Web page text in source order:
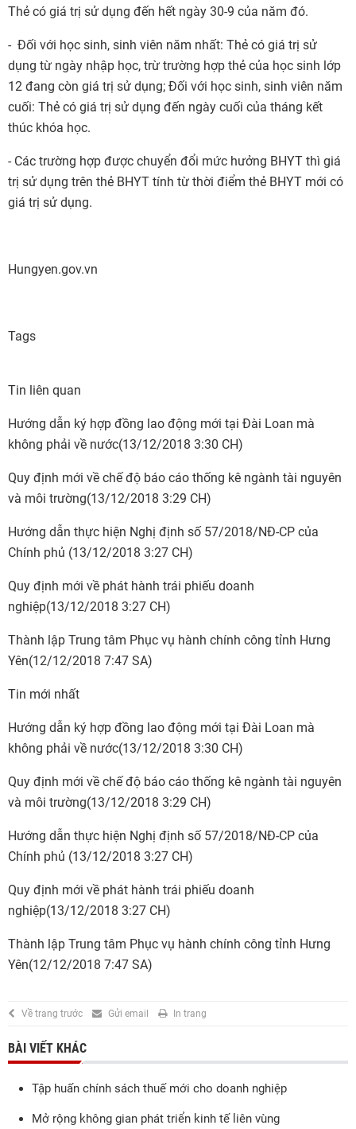
Thẻ có giá trị sử dụng đến hết ngày 30-9 của năm đó.
- Đối với học sinh, sinh viên năm nhất: Thẻ có giá trị sử
dụng từ ngày nhập học, trừ trường hợp thẻ của học sinh lớp
12 đang còn giá trị sử dụng; Đối với học sinh, sinh viên năm
cuối: Thẻ có giá trị sử dụng đến ngày cuối của tháng kết
thúc khóa học.
- Các trường hợp được chuyển đổi mức hưởng BHYT thì giá
trị sử dụng trên thẻ BHYT tính từ thời điểm thẻ BHYT mới có
giá trị sử dụng.
Hungyen.gov.vn
Tags
Tin liên quan
Hướng dẫn ký hợp đồng lao động mới tại Đài Loan mà
không phải về nước(13/12/2018 3:30 CH)
Quy định mới về chế độ báo cáo thống kê ngành tài nguyên
và môi trường(13/12/2018 3:29 CH)
Hướng dẫn thực hiện Nghị định số 57/2018/NĐ-CP của
Chính phủ (13/12/2018 3:27 CH)
Quy định mới về phát hành trái phiếu doanh
nghiệp(13/12/2018 3:27 CH)
Thành lập Trung tâm Phục vụ hành chính công tỉnh Hưng
Yên(12/12/2018 7:47 SA)
Tin mới nhất
Hướng dẫn ký hợp đồng lao động mới tại Đài Loan mà
không phải về nước(13/12/2018 3:30 CH)
Quy định mới về chế độ báo cáo thống kê ngành tài nguyên
và môi trường(13/12/2018 3:29 CH)
Hướng dẫn thực hiện Nghị định số 57/2018/NĐ-CP của
Chính phủ (13/12/2018 3:27 CH)
Quy định mới về phát hành trái phiếu doanh
nghiệp(13/12/2018 3:27 CH)
Thành lập Trung tâm Phục vụ hành chính công tỉnh Hưng
Yên(12/12/2018 7:47 SA)
Về trang trước Gửi email In trang
BÀI VIẾT KHÁC
Tập huấn chính sách thuế mới cho doanh nghiệp
Mở rộng không gian phát triển kinh tế liên vùng